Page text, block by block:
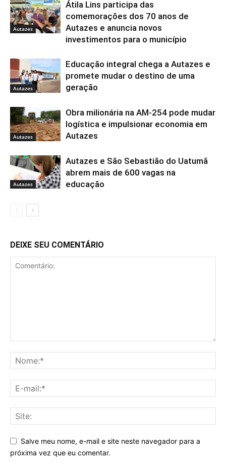
Autazes
Átila Lins participa das
comemorações dos 70 anos de
Autazes e anuncia novos
investimentos para o município
Autazes
Educação integral chega a Autazes e
promete mudar o destino de uma
geração
Autazes
Obra milionária na AM-254 pode mudar
logística e impulsionar economia em
Autazes
Autazes
Autazes e São Sebastião do Uatumã
abrem mais de 600 vagas na
educação
DEIXE SEU COMENTÁRIO
Salve meu nome, e-mail e site neste navegador para a
próxima vez que eu comentar.